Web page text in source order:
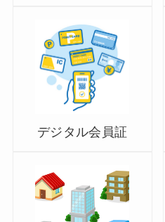
デジタル会員証